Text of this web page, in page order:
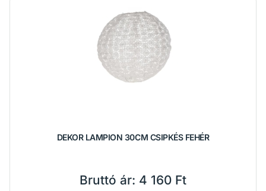
DEKOR LAMPION 30CM CSIPKÉS FEHÉR
Bruttó ár: 4 160 Ft